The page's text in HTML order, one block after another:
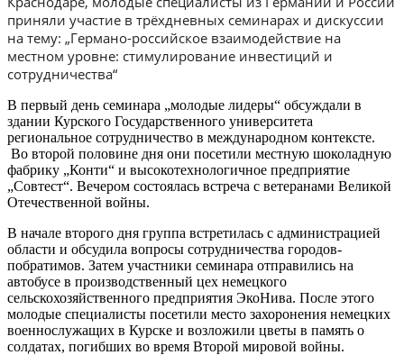
приняли участие в трёхдневных семинарах и дискуссии
на тему: „Германо-российское взаимодействие на
местном уровне: стимулирование инвестиций и
сотрудничества“
В первый день семинара „молодые лидеры“ обсуждали в
здании Курского Государственного университета
региональное сотрудничество в международном контексте.
Во второй половине дня они посетили местную шоколадную
фабрику „Конти“ и высокотехнологичное предприятие
„Совтест“. Вечером состоялась встреча с ветеранами Великой
Отечественной войны.
В начале второго дня группа встретилась с администрацией
области и обсудила вопросы сотрудничества городов-
побратимов. Затем участники семинара отправились на
автобусе в производственный цех немецкого
сельскохозяйственного предприятия ЭкоНива. После этого
молодые специалисты посетили место захоронения немецких
военнослужащих в Курске и возложили цветы в память о
солдатах, погибших во время Второй мировой войны.